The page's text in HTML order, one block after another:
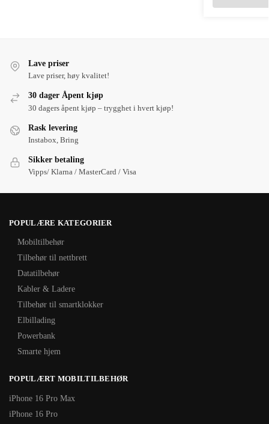
Lave priser
Lave priser, høy kvalitet!
30 dager Åpent kjøp
30 dagers åpent kjøp – trygghet i hvert kjøp!
Rask levering
Instabox, Bring
Sikker betaling
Vipps/ Klarna / MasterCard / Visa
POPULÆRE KATEGORIER
Mobiltilbehør
Tilbehør til nettbrett
Datatilbehør
Kabler & Ladere
Tilbehør til smartklokker
Elbillading
Powerbank
Smarte hjem
POPULÆRT MOBILTILBEHØR
iPhone 16 Pro Max
iPhone 16 Pro